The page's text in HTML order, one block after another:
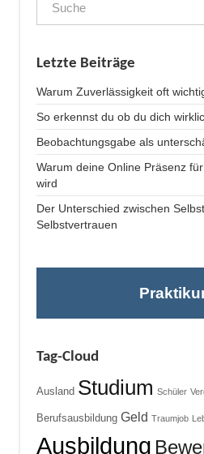
Letzte Beiträge
Warum Zuverlässigkeit oft
So erkennst du ob du dich
Beobachtungsgabe als
Warum deine Online Präsenz
wird
Der Unterschied zwischen
Selbstvertrauen
Tag-Cloud
Ausland Studium Schüler
Berufsausbildung Geld Traumjob
Ausbildung